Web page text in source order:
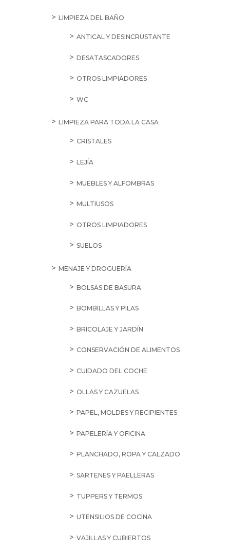
LIMPIEZA DEL BAÑO
ANTICAL Y DESINCRUSTANTE
DESATASCADORES
OTROS LIMPIADORES
WC
LIMPIEZA PARA TODA LA CASA
CRISTALES
LEJÍA
MUEBLES Y ALFOMBRAS
MULTIUSOS
OTROS LIMPIADORES
SUELOS
MENAJE Y DROGUERÍA
BOLSAS DE BASURA
BOMBILLAS Y PILAS
BRICOLAJE Y JARDÍN
CONSERVACIÓN DE ALIMENTOS
CUIDADO DEL COCHE
OLLAS Y CAZUELAS
PAPEL, MOLDES Y RECIPIENTES
PAPELERÍA Y OFICINA
PLANCHADO, ROPA Y CALZADO
SARTENES Y PAELLERAS
TUPPERS Y TERMOS
UTENSILIOS DE COCINA
VAJILLAS Y CUBIERTOS